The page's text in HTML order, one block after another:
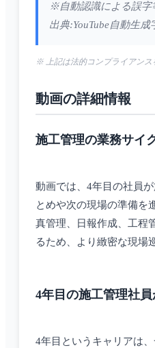
※自動認識による誤字
出典:YouTube自動生
※ 上記は法的コンプライアンス
動画の詳細情報
施工管理の業務サイ
動画では、4年目の社員
とめや次の現場の準備を
真管理、日報作成、工程
るため、より緻密な現場
4年目の施工管理社
4年目というキャリアは